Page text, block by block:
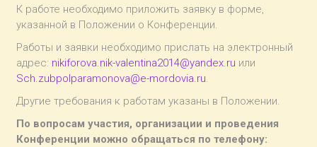
К работе необходимо приложить заявку в форме,
указанной в Положении о Конференции.
Работы и заявки необходимо прислать на электронный
адрес: nikiforova.nik-valentina2014@yandex.ru или
Sch.zubpolparamonova@e-mordovia.ru.
Другие требования к работам указаны в Положении.
По вопросам участия, организации и проведения
Конференции можно обращаться по телефону: